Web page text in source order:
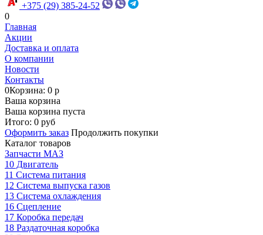
+375 (29) 385-24-52
0
Главная
Акции
Доставка и оплата
О компании
Новости
Контакты
0Корзина: 0 р
Ваша корзина
Ваша корзина пуста
Итого: 0 руб
Оформить заказ Продолжить покупки
Каталог товаров
Запчасти МАЗ
10 Двигатель
11 Система питания
12 Система выпуска газов
13 Система охлаждения
16 Сцепление
17 Коробка передач
18 Раздаточная коробка